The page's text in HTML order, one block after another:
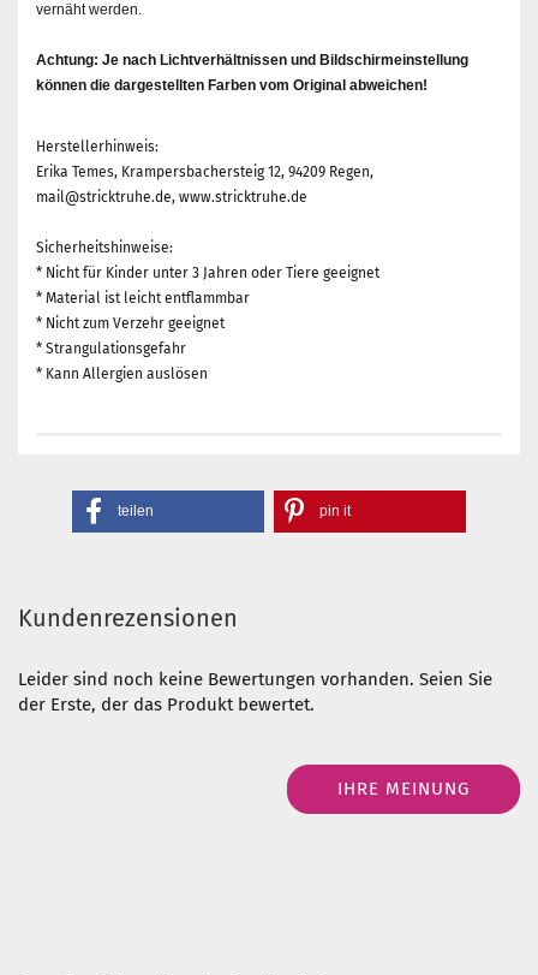
vernäht werden.
Achtung: Je nach Lichtverhältnissen und Bildschirmeinstellung
können die dargestellten Farben vom Original abweichen!
Herstellerhinweis:
Erika Temes, Krampersbachersteig 12, 94209 Regen,
mail@stricktruhe.de, www.stricktruhe.de
Sicherheitshinweise:
* Nicht für Kinder unter 3 Jahren oder Tiere geeignet
* Material ist leicht entflammbar
* Nicht zum Verzehr geeignet
* Strangulationsgefahr
* Kann Allergien auslösen
teilen pin it
Kundenrezensionen
Leider sind noch keine Bewertungen vorhanden. Seien Sie
der Erste, der das Produkt bewertet.
IHRE MEINUNG